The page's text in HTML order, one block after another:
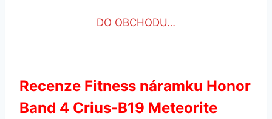
DO OBCHODU…
Recenze Fitness náramku Honor
Band 4 Crius-B19 Meteorite